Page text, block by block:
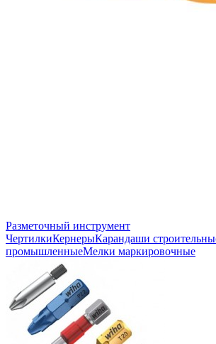
Разметочный инструмент
ЧертилкиКернерыКарандаши
промышленныеМелки маркировочные